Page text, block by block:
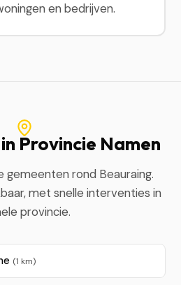
en bedrijven.
Provincie Namen
gemeenten rond Beauraing.
met snelle interventies in
provincie.
(1 km)